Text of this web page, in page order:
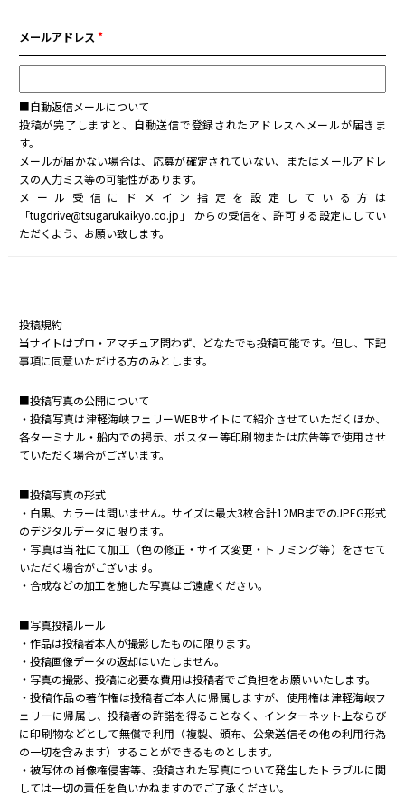
メールアドレス*
■自動返信メールについて
投稿が完了しますと、自動送信で登録されたアドレスへメールが届きま
す。
メールが届かない場合は、応募が確定されていない、またはメールアドレ
スの入力ミス等の可能性があります。
メール受信にドメイン指定を設定している方は
「tugdrive@tsugarukaikyo.co.jp」 からの受信を、許可する設定にしてい
ただくよう、お願い致します。
投稿規約
当サイトはプロ・アマチュア問わず、どなたでも投稿可能です。但し、下記
事項に同意いただける方のみとします。
■投稿写真の公開について
・投稿写真は津軽海峡フェリーWEBサイトにて紹介させていただくほか、
各ターミナル・船内での掲示、ポスター等印刷物または広告等で使用させ
ていただく場合がございます。
■投稿写真の形式
・白黒、カラーは問いません。サイズは最大3枚合計12MBまでのJPEG形式
のデジタルデータに限ります。
・写真は当社にて加工（色の修正・サイズ変更・トリミング等）をさせて
いただく場合がございます。
・合成などの加工を施した写真はご遠慮ください。
■写真投稿ルール
・作品は投稿者本人が撮影したものに限ります。
・投稿画像データの返却はいたしません。
・写真の撮影、投稿に必要な費用は投稿者でご負担をお願いいたします。
・投稿作品の著作権は投稿者ご本人に帰属しますが、使用権は津軽海峡フ
ェリーに帰属し、投稿者の許諾を得ることなく、インターネット上ならび
に印刷物などとして無償で利用（複製、頒布、公衆送信その他の利用行為
の一切を含みます）することができるものとします。
・被写体の肖像権侵害等、投稿された写真について発生したトラブルに関
しては一切の責任を負いかねますのでご了承ください。